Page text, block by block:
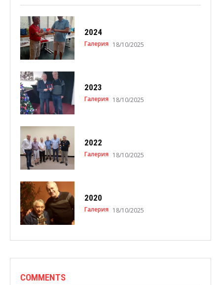
2024
Галерия 18/10/2025
2023
Галерия 18/10/2025
2022
Галерия 18/10/2025
2020
Галерия 18/10/2025
COMMENTS